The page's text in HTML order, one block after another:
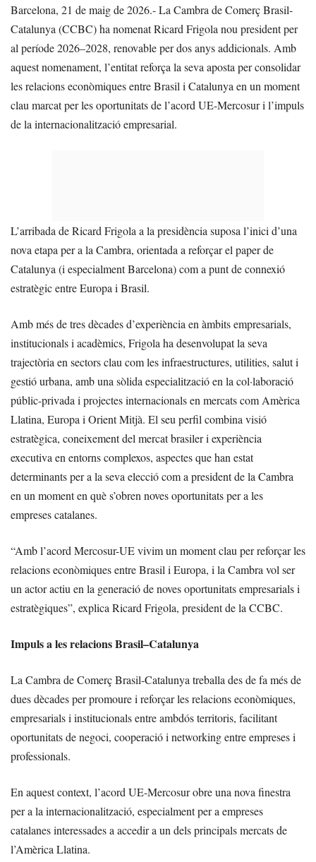
Barcelona, 21 de maig de 2026.- La Cambra de Comerç Brasil-
Catalunya (CCBC) ha nomenat Ricard Frigola nou president per
al període 2026–2028, renovable per dos anys addicionals. Amb
aquest nomenament, l’entitat reforça la seva aposta per consolidar
les relacions econòmiques entre Brasil i Catalunya en un moment
clau marcat per les oportunitats de l’acord UE-Mercosur i l’impuls
de la internacionalització empresarial.
L’arribada de Ricard Frigola a la presidència suposa l’inici d’una
nova etapa per a la Cambra, orientada a reforçar el paper de
Catalunya (i especialment Barcelona) com a punt de connexió
estratègic entre Europa i Brasil.
Amb més de tres dècades d’experiència en àmbits empresarials,
institucionals i acadèmics, Frigola ha desenvolupat la seva
trajectòria en sectors clau com les infraestructures, utilities, salut i
gestió urbana, amb una sòlida especialització en la col·laboració
públic-privada i projectes internacionals en mercats com Amèrica
Llatina, Europa i Orient Mitjà. El seu perfil combina visió
estratègica, coneixement del mercat brasiler i experiència
executiva en entorns complexos, aspectes que han estat
determinants per a la seva elecció com a president de la Cambra
en un moment en què s’obren noves oportunitats per a les
empreses catalanes.
“Amb l’acord Mercosur-UE vivim un moment clau per reforçar les
relacions econòmiques entre Brasil i Europa, i la Cambra vol ser
un actor actiu en la generació de noves oportunitats empresarials i
estratègiques”, explica Ricard Frigola, president de la CCBC.
Impuls a les relacions Brasil–Catalunya
La Cambra de Comerç Brasil-Catalunya treballa des de fa més de
dues dècades per promoure i reforçar les relacions econòmiques,
empresarials i institucionals entre ambdós territoris, facilitant
oportunitats de negoci, cooperació i networking entre empreses i
professionals.
En aquest context, l’acord UE-Mercosur obre una nova finestra
per a la internacionalització, especialment per a empreses
catalanes interessades a accedir a un dels principals mercats de
l’Amèrica Llatina.